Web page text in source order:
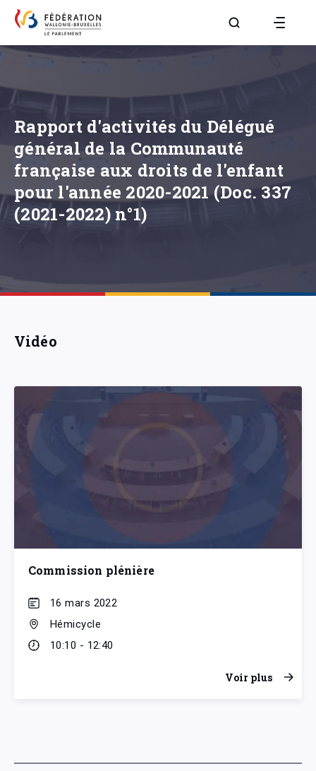
Aller à la page
Rapport d'activités du Délégué
général de la Communauté
française aux droits de l'enfant
pour l'année 2020-2021 (Doc. 337
(2021-2022) n°1)
Vidéo
Commission plénière
16 mars 2022
Hémicycle
10:10 - 12:40
Voir plus